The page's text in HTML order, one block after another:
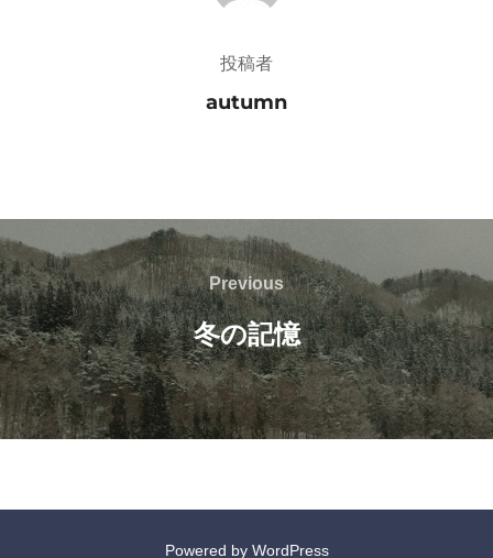
投稿者
autumn
投
稿
ナ
ビ
ー
Previous
Previous
冬の記憶
Powered by WordPress